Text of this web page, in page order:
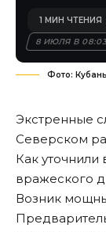
8 ИЮЛЯ В
1 МИН ЧТЕНИЯ
Фото:
Экстренные
Северском
Как
вражеского
Возник